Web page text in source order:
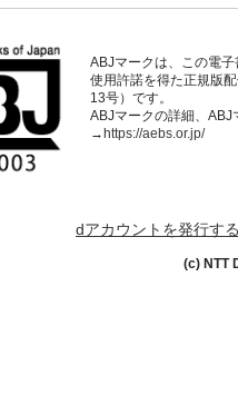
ABJマークは、この電
使用許諾を得た正規版
13号）です。
ABJマークの詳細、ABJ
→https://aebs.or.jp/
dアカウントを発行する
(c) NTT